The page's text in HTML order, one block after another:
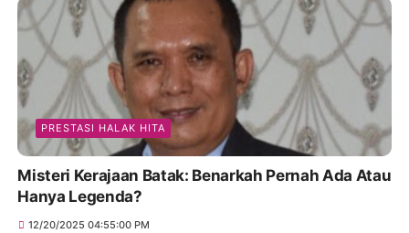
PRESTASI HALAK HITA
Misteri Kerajaan Batak: Benarkah Pernah Ada Atau
Hanya Legenda?
12/20/2025 04:55:00 PM